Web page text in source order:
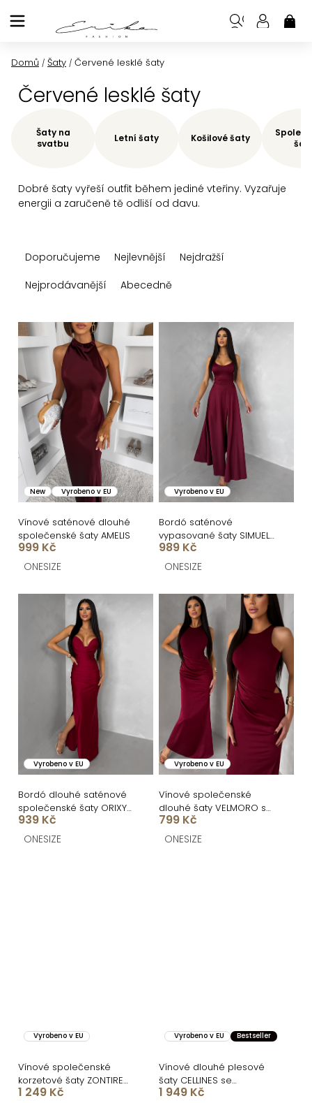
na
Domů / Šaty / Červené lesklé šaty
Červené lesklé šaty
Dobré šaty vyřeší outfit během jediné vteřiny. Vyzařuje
energii a zaručeně tě odliší od davu.
Šaty na
svatbu
Letní šaty Košilové šaty
a
n
í
p
r
o
d
u
k
t
ů
Doporučujeme Nejlevnější
Nejdražší
Nejprodávanější
Abecedně
V
ý
p
i
s
p
r
o
d
u
k
ů
New Vyrobeno v EU
Vínové saténové dlouhé
společenské šaty AMELIS
999 Kč
ONESIZE
Vyrobeno v EU
Bordó saténové
vypasované šaty SIMUEL
se šněrováním
989 Kč
ONESIZE
Vyrobeno v EU
Bordó dlouhé saténové
společenské šaty ORIXY
s výstřihem
939 Kč
ONESIZE
Vyrobeno v EU
Vínové společenské
dlouhé šaty VELMORO s
body
799 Kč
ONESIZE
Vyrobeno v EU
Vínové společenské
korzetové šaty ZONTIRE
bez ramínek
1 249 Kč
Vyrobeno v EU Bestseller
Vínové dlouhé plesové
šaty CELLINES se
šněrováním a rozparkem
1 949 Kč